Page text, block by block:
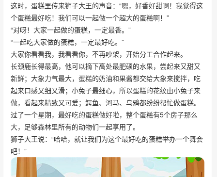
这时，蛋糕里传来狮子大王的声音：“嗯，好香好甜啊！我觉得这
个蛋糕最好吃！我们可以一起做一个超大的蛋糕啊！”
“对呀！大家一起做的蛋糕，一定最香。”
“一起吃大家做的蛋糕，一定最好吃。”
大家你看看我，我看看你，不再吵架，开始分工合作起来。
长颈鹿长得最高，他可以摘下高处最肥硕的水果，尝起来又甜又
新鲜；大象力气最大，蛋糕的奶油和果酱都交给大象来搅拌，吃
起来口感又细又滑；小兔子最细心，所以蛋糕的花纹由小兔子来
做，看起来精致又可爱；鳄鱼、河马、乌鸦都纷纷帮忙做蛋糕。
过了一个星期，最好吃的蛋糕做好啦，整个蛋糕有5个房子那么
大，足够森林里所有的动物们一起享用了。
狮子大王说：“哈哈，就让我们为这个最好吃的蛋糕举办一个舞会
吧！”